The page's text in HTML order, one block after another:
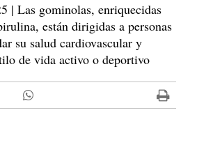
| Las gominolas, enriquecidas
están dirigidas a personas
su salud cardiovascular y
de vida activo o deportivo